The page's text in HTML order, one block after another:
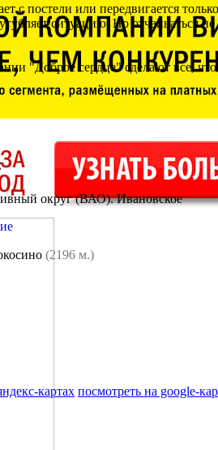
с постели или передвигается
ситуацию. Но отчаиваться
"Доброе сердце" сделают все,
округ (ВАО). Ивановское
(2196 м.)
картах посмотреть на google-